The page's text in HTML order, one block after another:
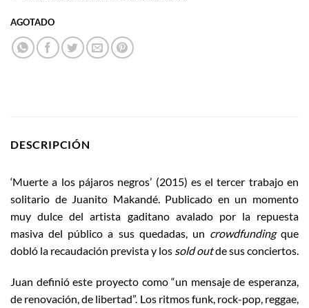
AGOTADO
DESCRIPCIÓN
‘Muerte a los pájaros negros’ (2015) es el tercer trabajo en
solitario de Juanito Makandé. Publicado en un momento
muy dulce del artista gaditano avalado por la repuesta
masiva del público a sus quedadas, un crowdfundingque
dobló la recaudación prevista y los sold outde sus conciertos.
Juan definió este proyecto como “un mensaje de esperanza,
de renovación, de libertad”. Los ritmos funk, rock-pop, reggae,